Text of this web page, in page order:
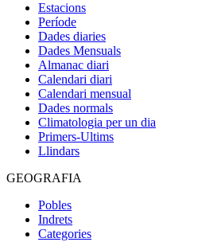
Estacions
Període
Dades diaries
Dades Mensuals
Almanac diari
Calendari diari
Calendari mensual
Dades normals
Climatologia per un dia
Primers-Ultims
Llindars
GEOGRAFIA
Pobles
Indrets
Categories